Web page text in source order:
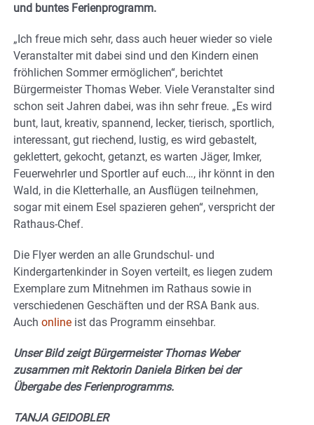
und buntes Ferienprogramm.
„Ich freue mich sehr, dass auch heuer wieder so viele
Veranstalter mit dabei sind und den Kindern einen
fröhlichen Sommer ermöglichen“, berichtet
Bürgermeister Thomas Weber. Viele Veranstalter sind
schon seit Jahren dabei, was ihn sehr freue. „Es wird
bunt, laut, kreativ, spannend, lecker, tierisch, sportlich,
interessant, gut riechend, lustig, es wird gebastelt,
geklettert, gekocht, getanzt, es warten Jäger, Imker,
Feuerwehrler und Sportler auf euch…, ihr könnt in den
Wald, in die Kletterhalle, an Ausflügen teilnehmen,
sogar mit einem Esel spazieren gehen“, verspricht der
Rathaus-Chef.
Die Flyer werden an alle Grundschul- und
Kindergartenkinder in Soyen verteilt, es liegen zudem
Exemplare zum Mitnehmen im Rathaus sowie in
verschiedenen Geschäften und der RSA Bank aus.
Auch online ist das Programm einsehbar.
Unser Bild zeigt Bürgermeister Thomas Weber
zusammen mit Rektorin Daniela Birken bei der
Übergabe des Ferienprogramms.
TANJA GEIDOBLER